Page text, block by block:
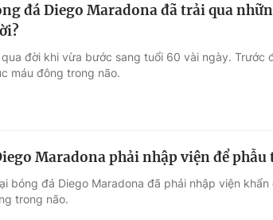
Du lịch
Làm đẹp
đá Diego Maradona đã trải qua
đời khi vừa bước sang tuổi 60 vài ngày. Trước
máu đông trong não.
Maradona phải nhập viện để phẫu
bóng đá Diego Maradona đã phải nhập viện
trong não.